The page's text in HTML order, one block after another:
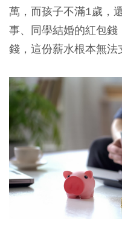
萬，而孩子不滿1歲，
事、同學結婚的紅包
錢，這份薪水根本無法